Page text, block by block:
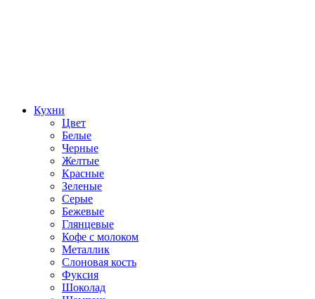
Кухни
Цвет
Белые
Черные
Желтые
Красные
Зеленые
Серые
Бежевые
Глянцевые
Кофе с молоком
Металлик
Слоновая кость
Фуксия
Шоколад